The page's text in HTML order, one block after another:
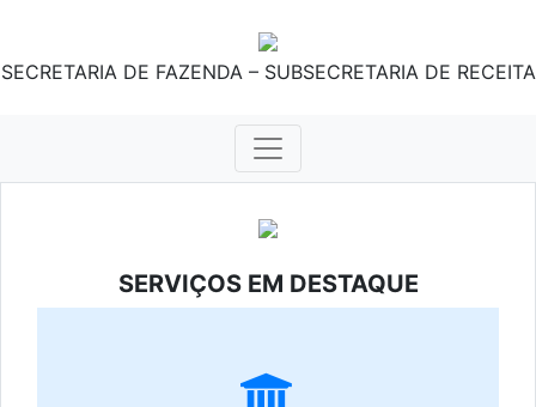
SECRETARIA DE FAZENDA – SUBSECRETARIA DE RECEITA
SERVIÇOS EM DESTAQUE